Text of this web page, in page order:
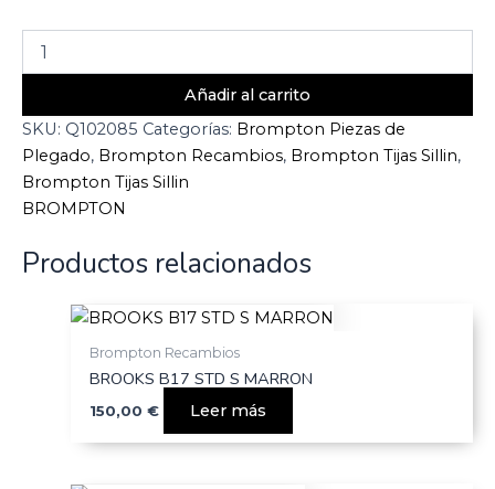
Añadir al carrito
SKU: Q102085 Categorías: Brompton Piezas de
Plegado, Brompton Recambios, Brompton Tijas Sillin,
Brompton Tijas Sillin
BROMPTON
Productos relacionados
Brompton Recambios
BROOKS B17 STD S MARRON
150,00€ Leer más